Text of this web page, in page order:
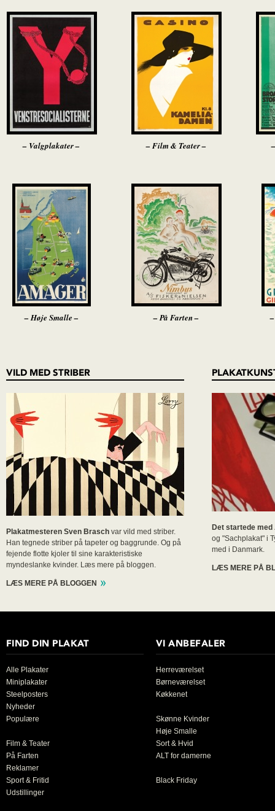
– Valgplakater – – Film & Teater –
– Høje Smalle – – På Farten –
VILD MED STRIBER
Plakatmesteren Sven Brasch var vild med striber.
Han tegnede striber på tapeter og baggrunde. Og på
fejende flotte kjoler til sine karakteristiske
myndeslanke kvinder. Læs mere på bloggen.
LÆS MERE PÅ BLOGGEN
Det startede
og "Sachplakat" i
med i Danmark.
LÆS MERE PÅ
FIND DIN PLAKAT
Alle Plakater
Miniplakater
Steelposters
Nyheder
Populære
Film & Teater
På Farten
Reklamer
Sport & Fritid
Udstillinger
VI ANBEFALER
Herreværelset
Børneværelset
Køkkenet
Skønne Kvinder
Høje Smalle
Sort & Hvid
ALT for damerne
Black Friday